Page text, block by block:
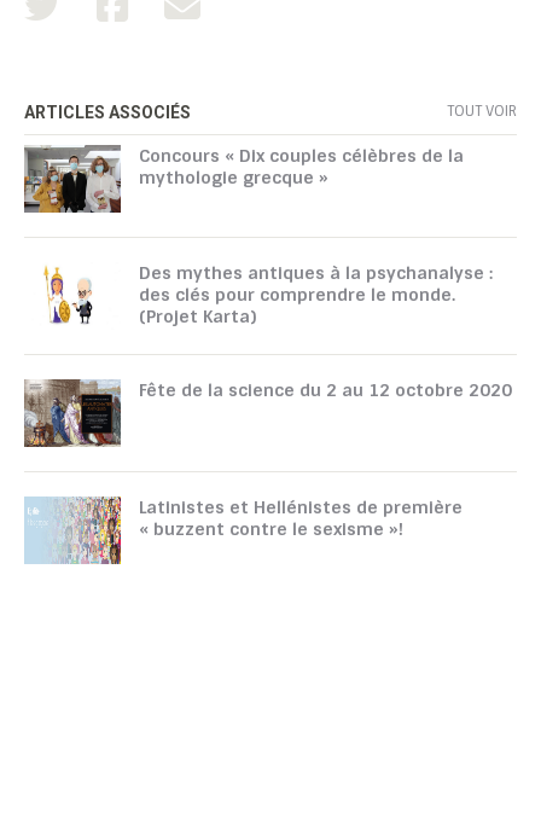
ARTICLES ASSOCIÉS TOUT VOIR
Concours « Dix couples célèbres de la
mythologie grecque »
Des mythes antiques à la psychanalyse :
des clés pour comprendre le monde.
(Projet Karta)
Fête de la science du 2 au 12 octobre 2020
Latinistes et Hellénistes de première
« buzzent contre le sexisme »!